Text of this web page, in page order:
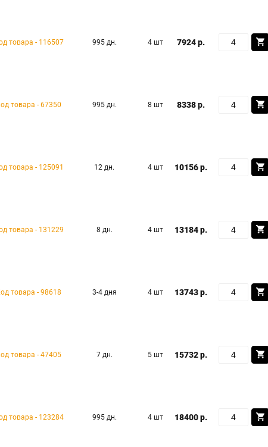
товара - 116507 995 дн. 4 шт 7924 р.
товара - 67350 995 дн. 8 шт 8338 р.
товара - 125091 12 дн. 4 шт 10156 р.
товара - 131229 8 дн. 4 шт 13184 р.
товара - 98618 3-4 дня 4 шт 13743 р.
товара - 47405 7 дн. 5 шт 15732 р.
товара - 123284 995 дн. 4 шт 18400 р.